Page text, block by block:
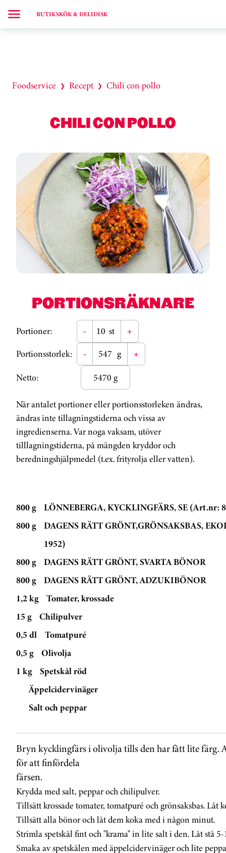
BUTIKSKÖK & DELIDISK
Foodservice ❯ Recept ❯ Chili con pollo
CHILI CON POLLO
PORTIONSRÄKNARE
Portioner: - st
+
Portionsstorlek:
- g
+
Netto:
5470 g
När antalet portioner eller portionsstorleken ändras,
ändras inte tillagningstiderna och vissa av
ingredienserna. Var noga vaksam, utöver
tilllagningstiderna, på mängden kryddor och
beredningshjälpmedel (t.ex. frityrolja eller vatten).
800 g
LÖNNEBERGA, KYCKLINGFÄRS, SE (Art.nr:
800 g
DAGENS RÄTT GRÖNT,GRÖNSAKSBAS,
1952)
800 g
DAGENS RÄTT GRÖNT, SVARTA BÖNOR
800 g
DAGENS RÄTT GRÖNT, ADZUKIBÖNOR
1,2 kg
Tomater, krossade
15 g
Chilipulver
0,5 dl
Tomatpuré
0,5 g
Olivolja
1 kg
Spetskål röd
Äppelcidervinäger
Salt och peppar
Bryn kycklingfärs i olivolja tills den har fått lite färg.
för att finfördela
färsen.
Krydda med salt, peppar och chilipulver.
Tillsätt krossade tomater, tomatpuré och grönsaksbas. Låt
Tillsätt alla bönor och låt dem koka med i någon minut.
Strimla spetskål fint och "krama" in lite salt i den. Låt stå
Smaka av spetskålen med äppelcidervinäger och lite